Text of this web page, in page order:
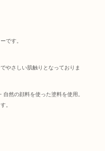
です。
やさしい肌触りとなっておりま
然の顔料を使った塗料を使用。
。